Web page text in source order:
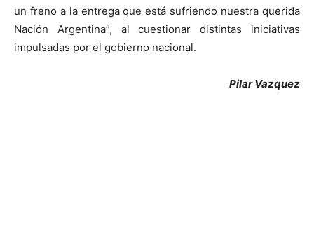
un freno a la entrega que está sufriendo nuestra querida
Nación Argentina”, al cuestionar distintas iniciativas
impulsadas por el gobierno nacional.
Pilar Vazquez